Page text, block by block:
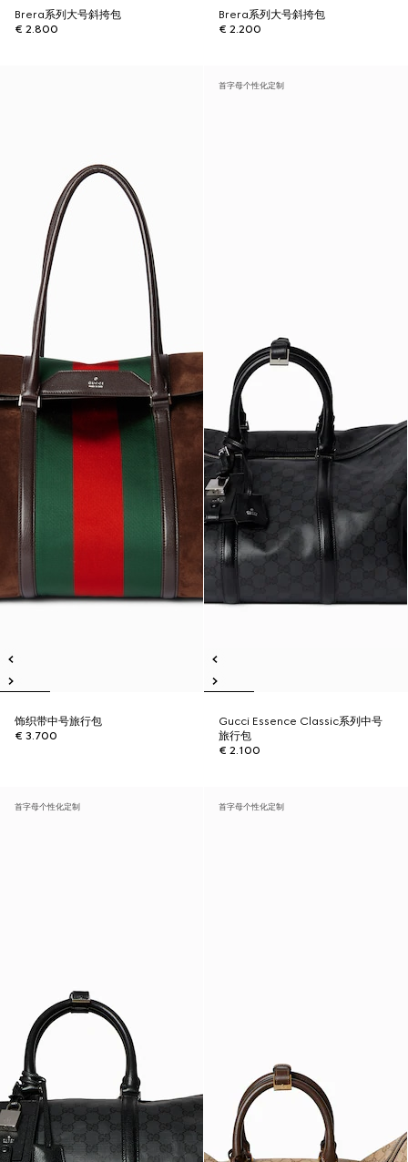
Brera系列大号斜挎包
€ 2.800
Brera系列大号斜挎包
€ 2.200
饰织带中号旅行包
€ 3.700
首字母个性化定制
Gucci Essence Classic系列中号
旅行包
€ 2.100
首字母个性化定制 首字母个性化定制